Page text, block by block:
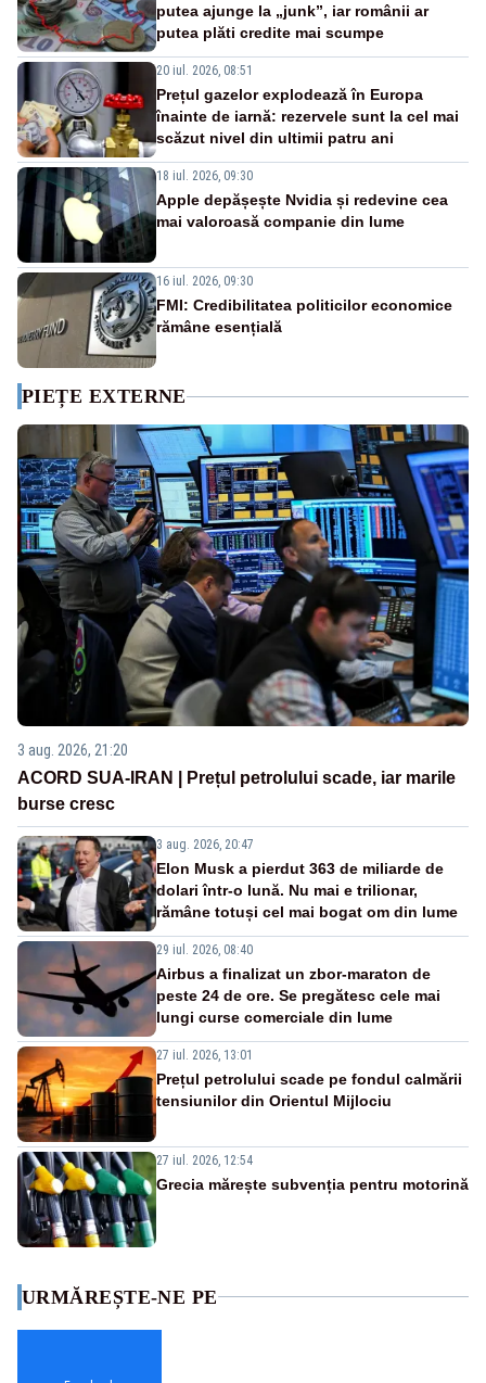
putea ajunge la „junk”, iar românii ar
putea plăti credite mai scumpe
20 iul. 2026, 08:51
Prețul gazelor explodează în Europa
înainte de iarnă: rezervele sunt la cel mai
scăzut nivel din ultimii patru ani
18 iul. 2026, 09:30
Apple depășește Nvidia și redevine cea
mai valoroasă companie din lume
16 iul. 2026, 09:30
FMI: Credibilitatea politicilor economice
rămâne esențială
PIEȚE EXTERNE
3 aug. 2026, 21:20
ACORD SUA-IRAN | Prețul petrolului scade, iar marile
burse cresc
3 aug. 2026, 20:47
Elon Musk a pierdut 363 de miliarde de
dolari într-o lună. Nu mai e trilionar,
rămâne totuși cel mai bogat om din lume
29 iul. 2026, 08:40
Airbus a finalizat un zbor-maraton de
peste 24 de ore. Se pregătesc cele mai
lungi curse comerciale din lume
27 iul. 2026, 13:01
Prețul petrolului scade pe fondul calmării
tensiunilor din Orientul Mijlociu
27 iul. 2026, 12:54
Grecia mărește subvenția pentru motorină
URMĂREȘTE-NE PE